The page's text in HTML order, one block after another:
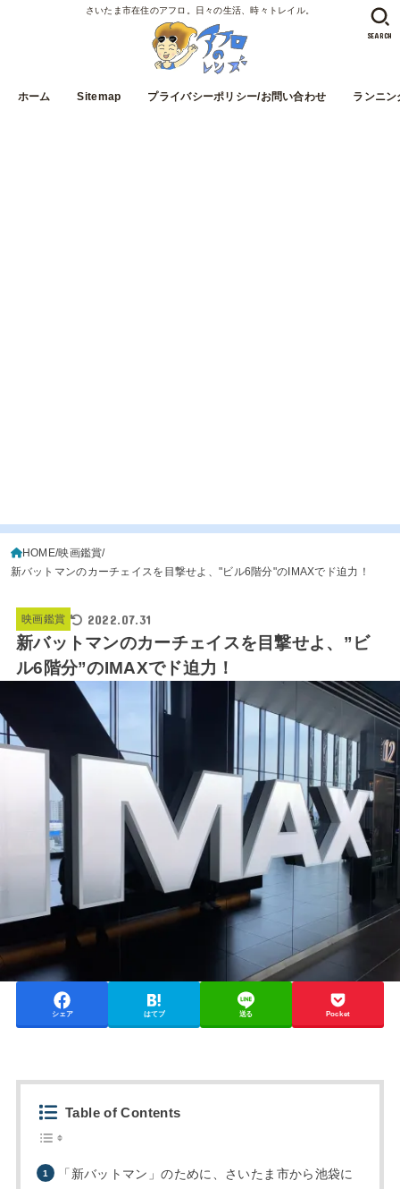
さいたま市在住のアフロ。日々の生活、時々トレイル。
ホーム Sitemap プライバシーポリシー/お問い合わせ ランニン
SEARCH
HOME 映画鑑賞
新バットマンのカーチェイスを目撃せよ、"ビル6階分"のIMAXでド迫力！
映画鑑賞 2022.07.31
新バットマンのカーチェイスを目撃せよ、”ビ
ル6階分”のIMAXでド迫力！
シェア はてブ 送る Pocket
Table of Contents
「新バットマン」のために、さいたま市から池袋に